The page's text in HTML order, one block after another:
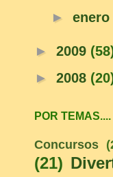
► enero
► 2009
► 2008
POR TEMAS....
Concursos
(21)